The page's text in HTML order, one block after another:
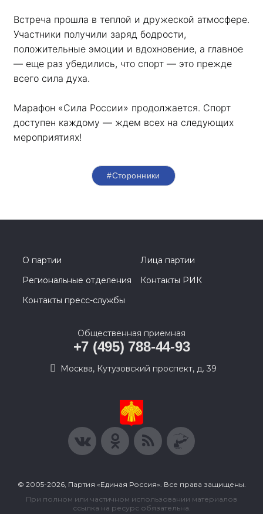
Встреча прошла в теплой и дружеской атмосфере.
Участники получили заряд бодрости,
положительные эмоции и вдохновение, а главное
— еще раз убедились, что спорт — это прежде
всего сила духа.
Марафон «Сила России» продолжается. Спорт
доступен каждому — ждем всех на следующих
мероприятиях!
#Сторонники
О партии
Лица партии
Региональные отделения
Контакты РИК
Контакты пресс-службы
Общественная приемная
+7 (495) 788-44-93
Москва, Кутузовский проспект, д. 39
© 2005-2026, Партия «Единая Россия». Все права защищены.
При полном или частичном использовании материалов
ссылка на ресурс обязательна.